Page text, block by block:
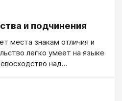
и подчинения
места знакам отличия и
легко умеет на языке
над
попытку изучить эти